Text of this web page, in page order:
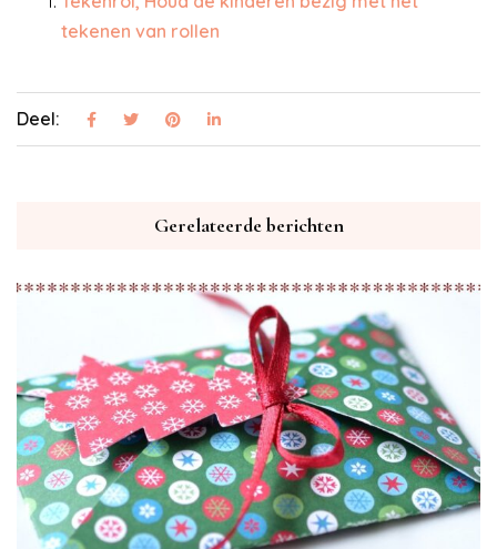
tekenen van rollen
Deel:
Gerelateerde berichten